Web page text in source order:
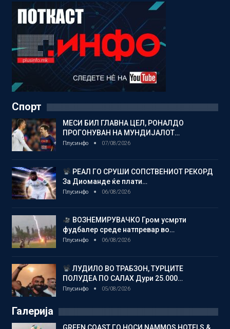
Спорт
МЕСИ БИЛ ГЛАВНА ЦЕЛ, РОНАЛДО
ПРОГОНУВАН НА МУНДИЈАЛОТ…
Плусинфо 07/08/2026
РЕАЛ ГО СРУШИ СОПСТВЕНИОТ РЕКОРД
За Диоманде ќе плати…
Плусинфо 06/08/2026
ВОЗНЕМИРУВАЧКО Гром усмрти
фудбалер среде натпревар во…
Плусинфо 06/08/2026
ЛУДИЛО ВО ТРАБЗОН, ТУРЦИТЕ
ПОЛУДЕА ПО САЛАХ Дури 25.000…
Плусинфо 05/08/2026
Галерија